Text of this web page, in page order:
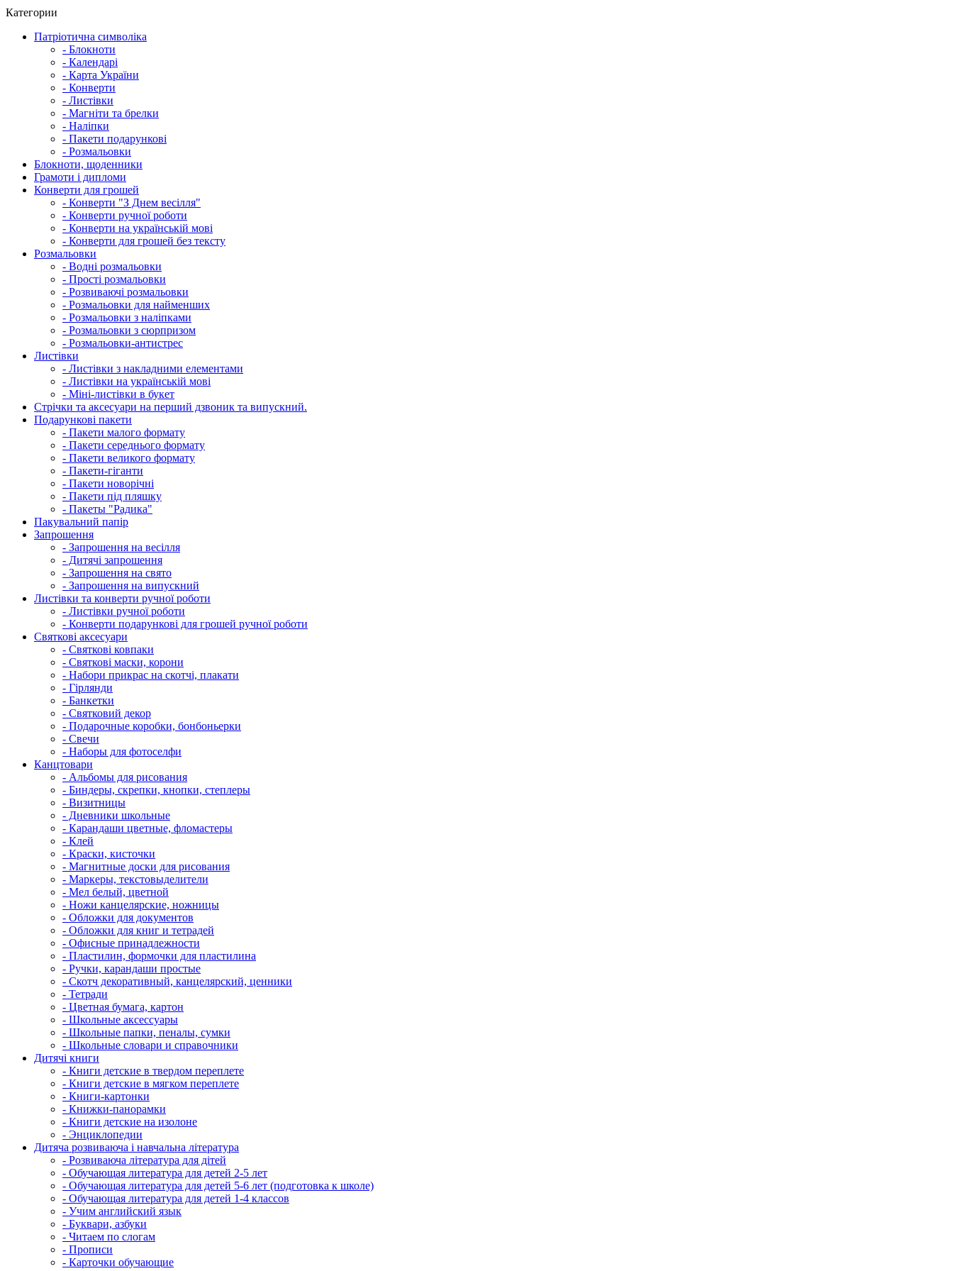
Категории
Патріотична символіка
- Блокноти
- Календарі
- Карта України
- Конверти
- Листівки
- Магніти та брелки
- Наліпки
- Пакети подарункові
- Розмальовки
Блокноти, щоденники
Грамоти і дипломи
Конверти для грошей
- Конверти "З Днем весілля"
- Конверти ручної роботи
- Конверти на українській мові
- Конверти для грошей без тексту
Розмальовки
- Водні розмальовки
- Прості розмальовки
- Розвиваючі розмальовки
- Розмальовки для найменших
- Розмальовки з наліпками
- Розмальовки з сюрпризом
- Розмальовки-антистрес
Листівки
- Листівки з накладними елементами
- Листівки на українській мові
- Міні-листівки в букет
Cтрічки та аксесуари на перший дзвоник та випускний.
Подарункові пакети
- Пакети малого формату
- Пакети середнього формату
- Пакети великого формату
- Пакети-гіганти
- Пакети новорічні
- Пакети під пляшку
- Пакеты "Радика"
Пакувальний папір
Запрошення
- Запрошення на весілля
- Дитячі запрошення
- Запрошення на свято
- Запрошення на випускний
Листівки та конверти ручної роботи
- Листівки ручної роботи
- Конверти подарункові для грошей ручної роботи
Святкові аксесуари
- Святкові ковпаки
- Святкові маски, корони
- Набори прикрас на скотчі, плакати
- Гірлянди
- Банкетки
- Святковий декор
- Подарочные коробки, бонбоньерки
- Свечи
- Наборы для фотоселфи
Канцтовари
- Альбомы для рисования
- Биндеры, скрепки, кнопки, степлеры
- Визитницы
- Дневники школьные
- Карандаши цветные, фломастеры
- Клей
- Краски, кисточки
- Магнитные доски для рисования
- Маркеры, текстовыделители
- Мел белый, цветной
- Ножи канцелярские, ножницы
- Обложки для документов
- Обложки для книг и тетрадей
- Офисные принадлежности
- Пластилин, формочки для пластилина
- Ручки, карандаши простые
- Скотч декоративный, канцелярский, ценники
- Тетради
- Цветная бумага, картон
- Школьные аксессуары
- Школьные папки, пеналы, сумки
- Школьные словари и справочники
Дитячі книги
- Книги детские в твердом переплете
- Книги детские в мягком переплете
- Книги-картонки
- Книжки-панорамки
- Книги детские на изолоне
- Энциклопедии
Дитяча розвиваюча і навчальна література
- Розвиваюча література для дітей
- Обучающая литература для детей 2-5 лет
- Обучающая литература для детей 5-6 лет (подготовка к школе)
- Обучающая литература для детей 1-4 классов
- Учим английский язык
- Буквари, азбуки
- Читаем по слогам
- Прописи
- Карточки обучающие